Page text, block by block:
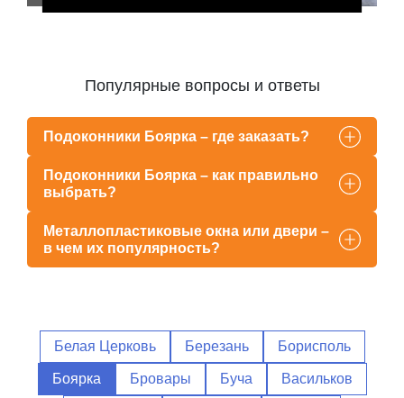
Популярные вопросы и ответы
Подоконники Боярка – где заказать?
Подоконники Боярка – как правильно
выбрать?
Металлопластиковые окна или двери –
в чем их популярность?
Белая Церковь Березань Борисполь
Боярка Бровары Буча Васильков